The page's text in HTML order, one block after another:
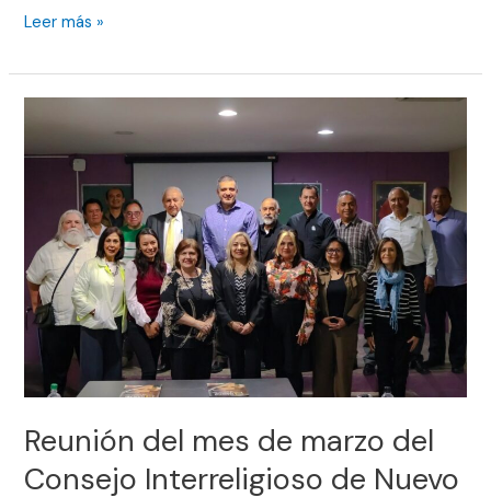
Leer más »
Reunión del mes de marzo del
Consejo Interreligioso de Nuevo
mes
marzo
del
Consejo
Interreligioso
de
Nuevo
(ADIINLAC)